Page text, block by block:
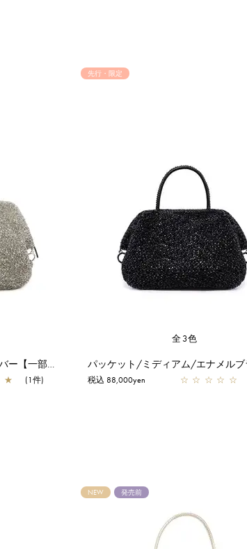
パッケット/ラージ/カーキシルバー【一部店舗先行販売商品】
★ (1件)
先行・限定
全3色
税込 88,000yen ☆ ☆ ☆ ☆ ☆
NEW 発売前